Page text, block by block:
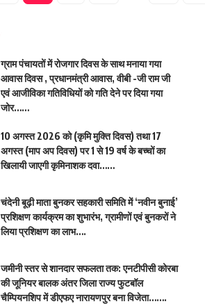
ग्राम पंचायतों में रोजगार दिवस के साथ मनाया गया
आवास दिवस , प्रधानमंत्री आवास, वीबी -जी राम जी
एवं आजीविका गतिविधियों को गति देने पर दिया गया
जोर……
10 अगस्त 2026 को (कृमि मुक्ति दिवस) तथा 17
अगस्त (माप अप दिवस) पर 1 से 19 वर्ष के बच्चों का
खिलायी जाएगी कृमिनाशक दवा……
चंदेनी बूढ़ी माता बुनकर सहकारी समिति में ‘नवीन बुनाई’
प्रशिक्षण कार्यक्रम का शुभारंभ, ग्रामीणों एवं बुनकरों ने
लिया प्रशिक्षण का लाभ….
जमीनी स्तर से शानदार सफलता तक: एनटीपीसी कोरबा
की जूनियर बालक अंतर जिला राज्य फुटबॉल
चैम्पियनशिप में डीएफए नारायणपुर बना विजेता…….